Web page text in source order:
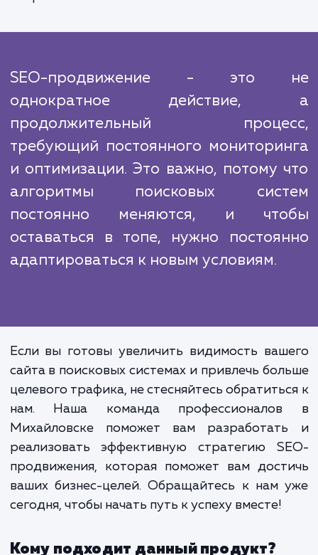
множества факторов. Мы
конкурентов, их стратегии и тактики,
создать эффективный и уникальный
продвижения для вашего сайта. Наш
позволяет нам использовать самые
и эффективные методы
адаптированные под конкретные
потребности вашего бизнеса.
продолжительный
требующий постоянного
и оптимизации. Это важно, потому
алгоритмы поисковых
постоянно меняются, и
оставаться в топе, нужно
адаптироваться к новым условиям.